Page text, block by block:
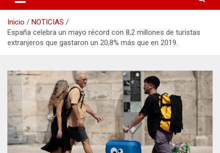
Inicio
NOTICIAS
España celebra un mayo récord con 8,2 millones de turistas
extranjeros que gastaron un 20,8% más que en 2019.